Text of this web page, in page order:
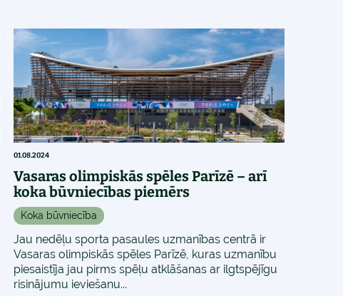
01.08.2024
Vasaras olimpiskās spēles Parīzē – arī
koka būvniecības piemērs
Koka būvniecība
Jau nedēļu sporta pasaules uzmanības centrā ir
Vasaras olimpiskās spēles Parīzē, kuras uzmanību
piesaistīja jau pirms spēļu atklāšanas ar ilgtspējīgu
risinājumu ieviešanu...